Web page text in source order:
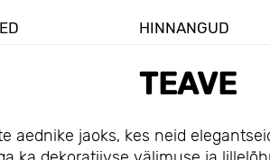
HINNANGUD
TEAVE
aednike jaoks, kes neid